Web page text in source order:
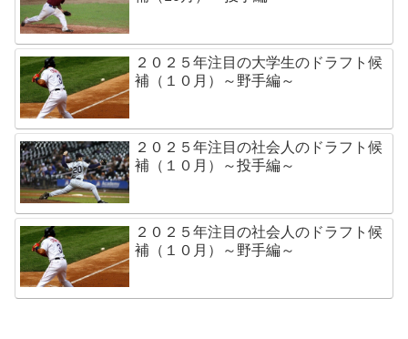
２０２５年注目の大学生のドラフト候
補（１０月）～野手編～
２０２５年注目の社会人のドラフト候
補（１０月）～投手編～
２０２５年注目の社会人のドラフト候
補（１０月）～野手編～